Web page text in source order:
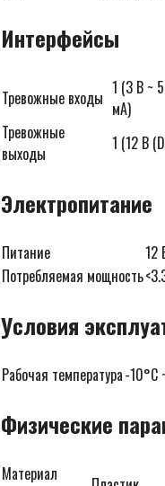
Интерфейсы
Тревожные входы 1 (3 В ~
мА)
Тревожные
выходы
1 (12 В
Электропитание
Питание
12
Потребляемая мощность
Условия
Рабочая температура-10°C
Физические
Материал